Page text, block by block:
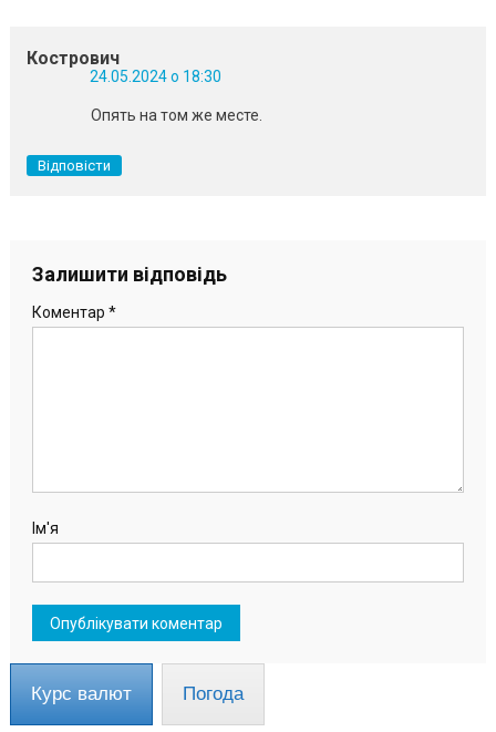
Кострович
24.05.2024 о 18:30
Опять на том же месте.
Відповісти
Залишити відповідь
Коментар *
Ім'я
Курс валют Погода